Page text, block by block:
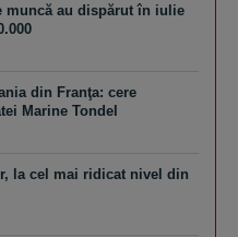
muncă au dispărut în iulie
din Franţa: cere
Marine Tondel
la cel mai ridicat nivel din